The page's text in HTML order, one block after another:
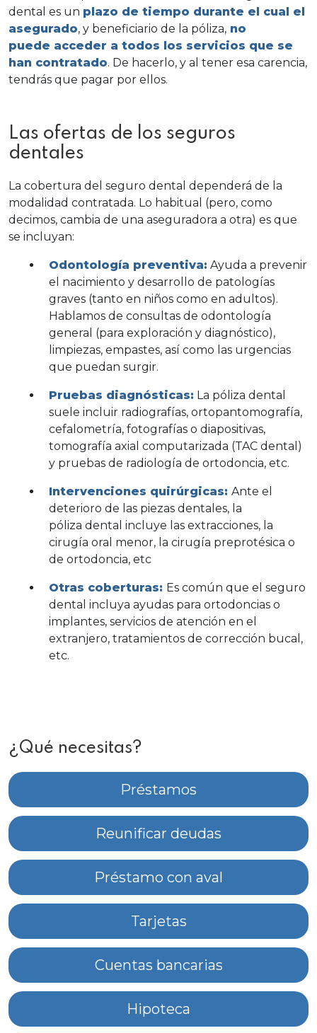
dental es un plazo de tiempo durante el cual el
asegurado, y beneficiario de la póliza, no
puede acceder a todos los servicios que se
han contratado. De hacerlo, y al tener esa carencia,
tendrás que pagar por ellos.
Las ofertas de los seguros
dentales
La cobertura del seguro dental dependerá de la
modalidad contratada. Lo habitual (pero, como
decimos, cambia de una aseguradora a otra) es que
se incluyan:
Odontología preventiva: Ayuda a prevenir
el nacimiento y desarrollo de patologías
graves (tanto en niños como en adultos).
Hablamos de consultas de odontología
general (para exploración y diagnóstico),
limpiezas, empastes, así como las urgencias
que puedan surgir.
Pruebas diagnósticas: La póliza dental
suele incluir radiografías, ortopantomografía,
cefalometría, fotografías o diapositivas,
tomografía axial computarizada (TAC dental)
y pruebas de radiología de ortodoncia, etc.
Intervenciones quirúrgicas: Ante el
deterioro de las piezas dentales, la
póliza dental incluye las extracciones, la
cirugía oral menor, la cirugía preprotésica o
de ortodoncia, etc
Otras coberturas: Es común que el seguro
dental incluya ayudas para ortodoncias o
implantes, servicios de atención en el
extranjero, tratamientos de corrección bucal,
etc.
¿Qué necesitas?
Préstamos
Reunificar deudas
Préstamo con aval
Tarjetas
Cuentas bancarias
Hipoteca